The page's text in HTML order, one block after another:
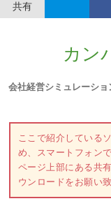
共有
カン
会社経営シミュレーシ
ここで紹介している
め、スマートフォン
ページ上部にある共
ウンロードをお願い